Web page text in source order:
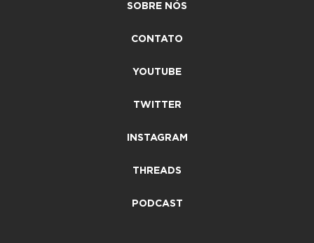
SOBRE NÓS
CONTATO
YOUTUBE
TWITTER
INSTAGRAM
THREADS
PODCAST